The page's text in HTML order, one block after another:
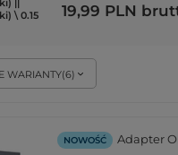
WARIANTY(6)
||
\ 0.15
19,99 PLN
NOWOŚĆ Adapter